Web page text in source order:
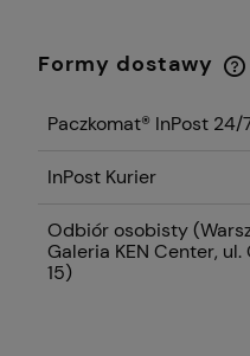
Formy dostawy
Cena nie zawiera
Paczkomat® InPost 24/
InPost Kurier
Odbiór osobisty
Galeria KEN Center,
15)